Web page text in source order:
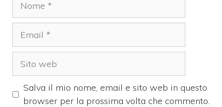
Salva il mio nome, email e sito web in questo
browser per la prossima volta che commento.